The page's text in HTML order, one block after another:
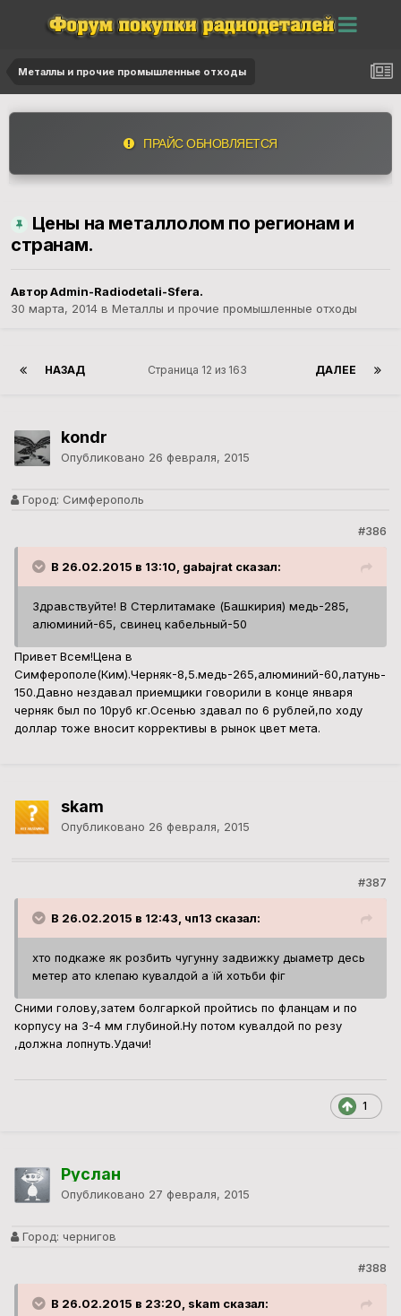
Металлы и прочие промышленные отходы
ПРАЙС ОБНОВЛЯЕТСЯ
Цены на металлолом по регионам и
странам.
АвторAdmin-Radiodetali-Sfera.
30 марта, 2014 в Металлы и прочие промышленные отходы
НАЗАД ДАЛЕЕ
Страница 12 из 163
kondr
Опубликовано 26 февраля, 2015
Город: Симферополь
#386
В 26.02.2015 в 13:10, gabajrat сказал:
Здравствуйте! В Стерлитамаке (Башкирия) медь-285,
алюминий-65, свинец кабельный-50
Привет Всем!Цена в
Симферополе(Ким).Черняк-8,5.медь-265,алюминий-60,латунь-
150.Давно нездавал приемщики говорили в конце января
черняк был по 10руб кг.Осенью здавал по 6 рублей,по ходу
доллар тоже вносит коррективы в рынок цвет мета.
skam
Опубликовано 26 февраля, 2015
#387
В 26.02.2015 в 12:43, чп13 сказал:
хто подкаже як розбить чугунну задвижку дыаметр десь
метер ато клепаю кувалдой а їй хотьби фіг
Сними голову,затем болгаркой пройтись по фланцам и по
корпусу на 3-4 мм глубиной.Ну потом кувалдой по резу
,должна лопнуть.Удачи!
1
Руслан
Опубликовано 27 февраля, 2015
Город: чернигов
#388
В 26.02.2015 в 23:20, skam сказал: